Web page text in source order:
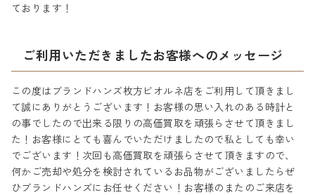
ております！
ご利用いただきましたお客様へのメッセージ
この度はブランドハンズ枚方ビオルネ店をご利用して頂きまし
て誠にありがとうございます！お客様の思い入れのある時計と
の事でしたので出来る限りの高価買取を頑張らさせて頂きまし
た！お客様にとても喜んでいただけましたので私としても幸い
でございます！次回も高価買取を頑張らさせて頂きますので、
何かご売却や処分を検討されているお品物がございましたらぜ
ひブランドハンズにお任せください！お客様のまたのご来店を